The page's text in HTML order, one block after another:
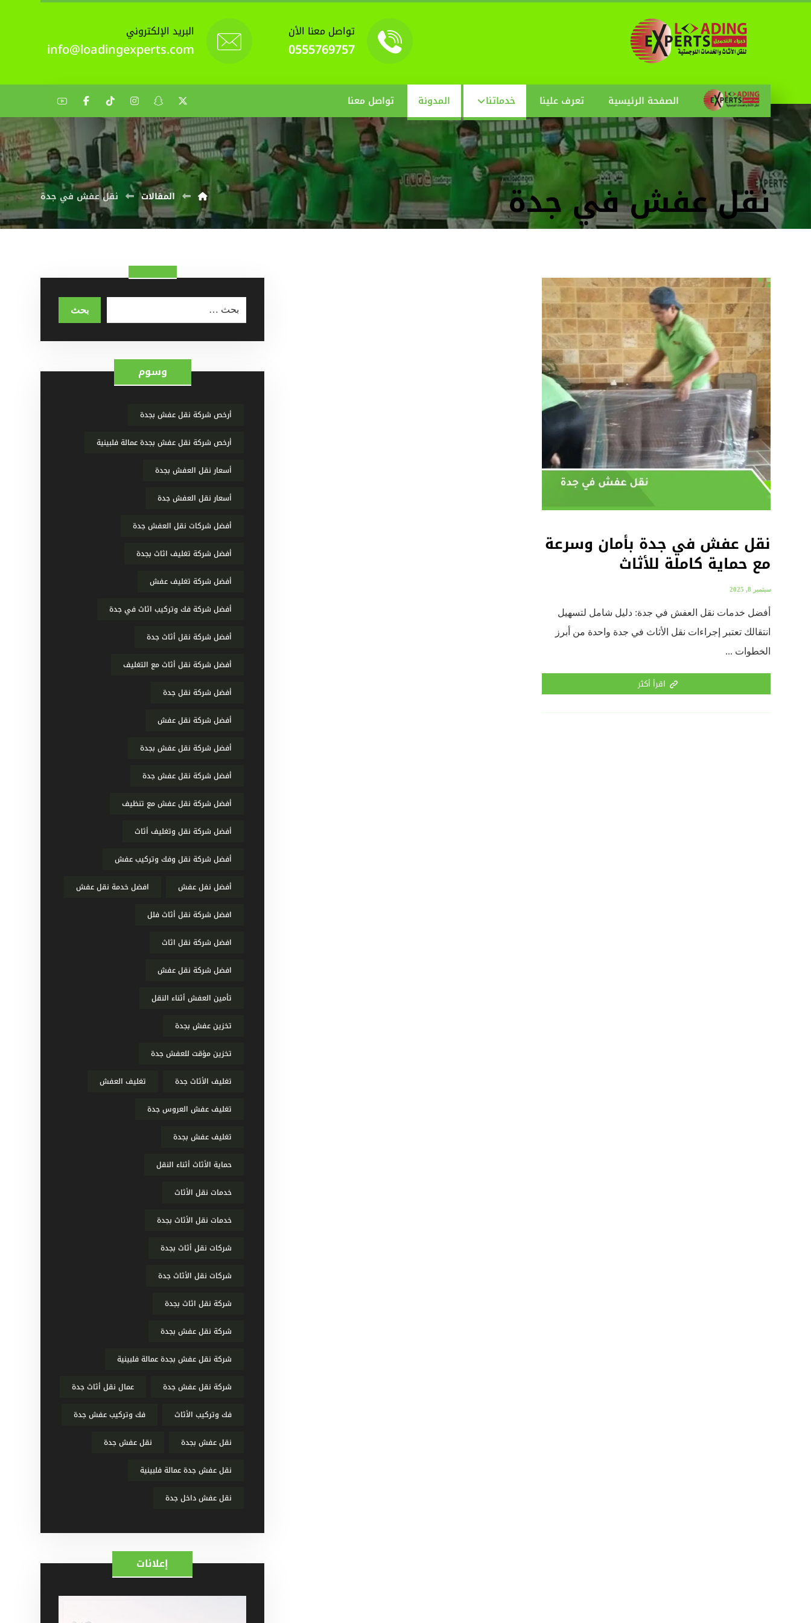
البريد الإلكتروني
info@loadingexperts.com
تواصل معنا الأن
0555769757
الصفحة الرئيسية تعرف علينا خدماتنا المدونة تواصل معنا
نقل عفش في جدة المقالات نقل عفش في جدة
نقل عفش في جدة بأمان وسرعة
مع حماية كاملة للأثاث
سبتمبر 8, 2025
أفضل خدمات نقل العفش في جدة: دليل شامل لتسهيل
انتقالك تعتبر إجراءات نقل الأثاث في جدة واحدة من أبرز
الخطوات ...
اقرأ أكثر
وسوم
أرخص شركة نقل عفش بجدة
أرخص شركة نقل عفش بجدة عمالة فلبينية
أسعار نقل العفش بجدة
أسعار نقل العفش جدة
أفضل شركات نقل العفش جدة
أفضل شركة تغليف اثاث بجدة
أفضل شركة تغليف عفش
أفضل شركة فك وتركيب اثاث في جدة
أفضل شركة نقل أثاث جدة
أفضل شركة نقل أثاث مع التغليف
أفضل شركة نقل جدة
أفضل شركة نقل عفش
أفضل شركة نقل عفش بجدة
أفضل شركة نقل عفش جدة
أفضل شركة نقل عفش مع تنظيف
أفضل شركة نقل وتغليف أثاث
أفضل شركة نقل وفك وتركيب عفش
أفضل نفل عفش افضل خدمة نقل عفش
افضل شركة نقل أثاث فلل
افضل شركة نقل اثاث
افضل شركة نقل عفش
تأمين العفش أثناء النقل
تخزين عفش بجدة
تخزين مؤقت للعفش جدة
تغليف الأثاث جدة تغليف العفش
تغليف عفش العروس جدة
تغليف عفش بجدة
حماية الأثاث أثناء النقل
خدمات نقل الأثاث
خدمات نقل الأثاث بجدة
شركات نقل أثاث بجدة
شركات نقل الأثاث جدة
شركة نقل اثاث بجدة
شركة نقل عفش بجدة
شركة نقل عفش بجدة عمالة فلبينية
شركة نقل عفش جدة عمال نقل أثاث جدة
فك وتركيب الأثاث فك وتركيب عفش جدة
نقل عفش بجدة نقل عفش جدة
نقل عفش جدة عمالة فلبينية
نقل عفش داخل جدة
إعلانات